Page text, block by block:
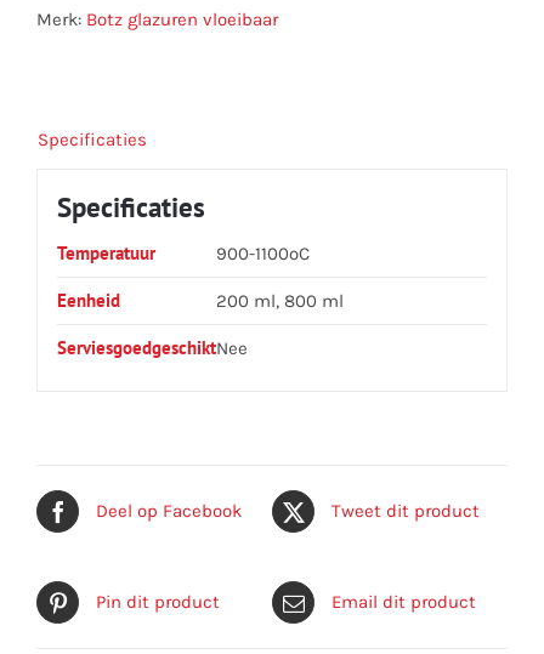
Merk: Botz glazuren vloeibaar
Specificaties
Specificaties
Temperatuur 900-1100ºC
Eenheid 200 ml, 800 ml
ServiesgoedgeschiktNee
Deel op Facebook Tweet dit product
Pin dit product Email dit product